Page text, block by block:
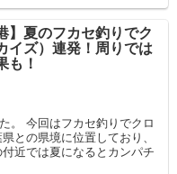
】夏のフカセ釣りでク
イズ）連発！周りでは
も！
。 今回はフカセ釣りでクロ
との県境に位置しており、
近では夏になるとカンパチ